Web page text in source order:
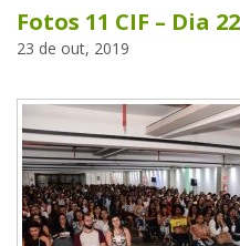
Fotos 11 CIF – Dia
23 de out, 2019